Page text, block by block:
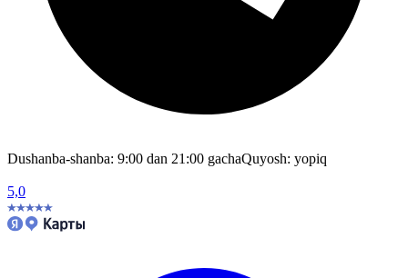
Dushanba-shanba: 9:00 dan 21:00 gachaQuyosh: yopiq
5,0